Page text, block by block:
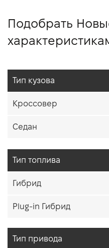
Подобрать
Тип кузова
Кроссовер
Седан
Тип топлива
Гибрид
Plug-in Гибрид
Тип привода